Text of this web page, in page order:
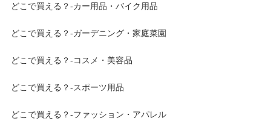
どこで買える？-カー用品・バイク用品
どこで買える？-ガーデニング・家庭菜園
どこで買える？-コスメ・美容品
どこで買える？-スポーツ用品
どこで買える？-ファッション・アパレル